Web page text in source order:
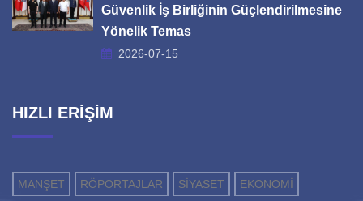
Güvenlik İş Birliğinin Güçlendirilmesine
Yönelik Temas
2026-07-15
HIZLI ERİŞİM
MANŞET RÖPORTAJLAR SİYASET EKONOMİ